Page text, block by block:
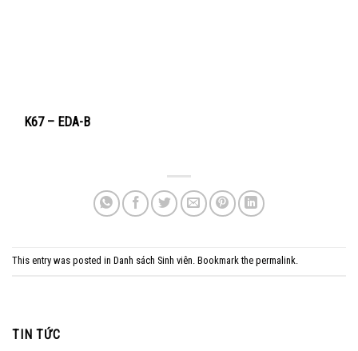
K67 – EDA-B
This entry was posted in Danh sách Sinh viên . Bookmark the permalink
TIN TỨC